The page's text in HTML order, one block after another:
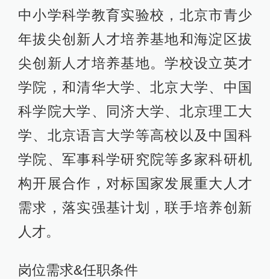
中小学科学教育实验校，北京市青少
年拔尖创新人才培养基地和海淀区拔
尖创新人才培养基地。学校设立英才
学院，和清华大学、北京大学、中国
科学院大学、同济大学、北京理工大
学、北京语言大学等高校以及中国科
学院、军事科学研究院等多家科研机
构开展合作，对标国家发展重大人才
需求，落实强基计划，联手培养创新
人才。
岗位需求&任职条件